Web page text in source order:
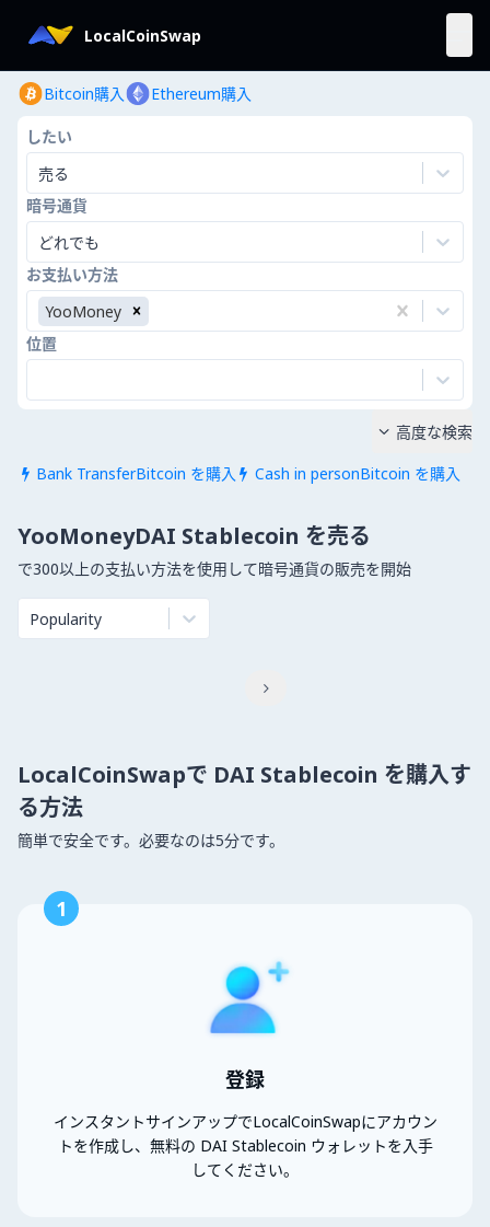
LocalCoinSwap
Bitcoin購入 Ethereum購入
したい
売る
暗号通貨
どれでも
お支払い方法
YooMoney
位置
 Bank TransferBitcoin を購入  Cash in personBitcoin を購入
 高度な検索
YooMoneyDAI Stablecoin を売る
で300以上の支払い方法を使用して暗号通貨の販売を開始
Popularity

LocalCoinSwapで DAI Stablecoin を購入す
る方法
簡単で安全です。必要なのは5分です。
1
登録
インスタントサインアップでLocalCoinSwapにアカウン
トを作成し、無料の DAI Stablecoin ウォレットを入手
してください。